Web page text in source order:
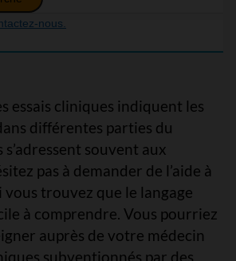
essais cliniques indiquent les
différentes parties du
s’adressent souvent aux
pas à demander de l’aide à
trouvez que le langage
à comprendre. Vous pourriez
auprès de votre médecin
subventionnés par des